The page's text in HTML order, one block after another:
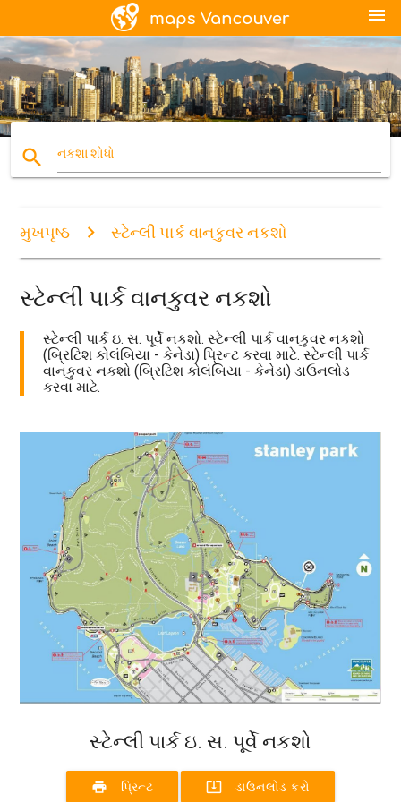
menu
search નકશા શોધો
મુખપૃષ્ઠ સ્ટેન્લી પાર્ક વાનકુવર નકશો
સ્ટેન્લી પાર્ક વાનકુવર નકશો
સ્ટેન્લી પાર્ક ઇ. સ. પૂર્વે નકશો. સ્ટેન્લી પાર્ક વાનકુવર નકશો
(બ્રિટિશ કોલંબિયા - કેનેડા) પ્રિન્ટ કરવા માટે. સ્ટેન્લી પાર્ક
વાનકુવર નકશો (બ્રિટિશ કોલંબિયા - કેનેડા) ડાઉનલોડ
કરવા માટે.
સ્ટેન્લી પાર્ક ઇ. સ. પૂર્વે નકશો
print પ્રિન્ટ system_update_alt ડાઉનલોડ કરો